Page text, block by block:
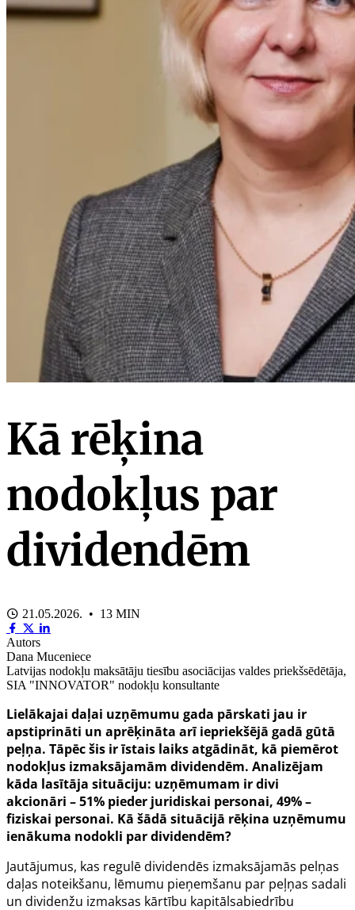
Kā rēķina
nodokļus par
dividendēm
21.05.2026. • 13 MIN
Autors
Dana Muceniece
Latvijas nodokļu maksātāju tiesību asociācijas valdes priekšsēdētāja,
SIA "INNOVATOR" nodokļu konsultante
Lielākajai daļai uzņēmumu gada pārskati jau ir
apstiprināti un aprēķināta arī iepriekšējā gadā gūtā
peļņa. Tāpēc šis ir īstais laiks atgādināt, kā piemērot
nodokļus izmaksājamām dividendēm. Analizējam
kāda lasītāja situāciju: uzņēmumam ir divi
akcionāri – 51% pieder juridiskai personai, 49% –
fiziskai personai. Kā šādā situācijā rēķina uzņēmumu
ienākuma nodokli par dividendēm?
Jautājumus, kas regulē dividendēs izmaksājamās pelņas
daļas noteikšanu, lēmumu pieņemšanu par peļņas sadali
un dividenžu izmaksas kārtību kapitālsabiedrību